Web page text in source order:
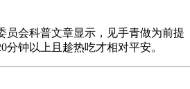
会科普文章显示，见手青做为前提
分钟以上且趁热吃才相对平安。